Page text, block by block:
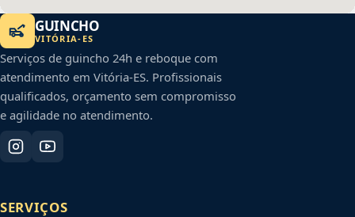
GUINCHO
VITÓRIA- ES
Serviços de guincho 24h e reboque com
atendimento em Vitória-ES. Profissionais
qualificados, orçamento sem compromisso
e agilidade no atendimento.
SERVIÇOS